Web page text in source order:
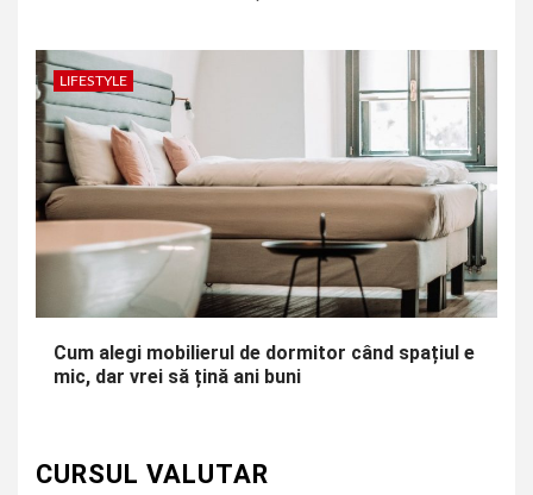
LIFESTYLE
Cum alegi mobilierul de dormitor când spațiul e
mic, dar vrei să țină ani buni
CURSUL VALUTAR